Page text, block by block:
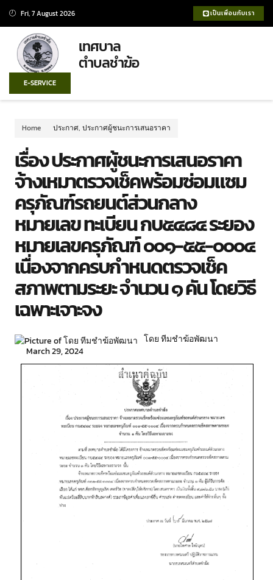
Fri, 7 August 2026 เป็นเพื่อนกับเรา
เทศบาล
ตำบลชำฆ้อ
E-SERVICE
Home ประกาศ, ประกาศผู้ชนะการเสนอราคา
เรื่อง ประกาศผู้ชนะการเสนอราคา
จ้างเหมาตรวจเช็คพร้อมซ่อมแซม
ครุภัณฑ์รถยนต์ส่วนกลาง
หมายเลข ทะเบียน กบ๕๔๘๔ ระยอง
หมายเลขครุภัณฑ์ ๐๐๑-๕๕-๐๐๐๔
เนื่องจากครบกำหนดตรวจเช็ค
สภาพตามระยะ จำนวน ๑ คัน โดยวิธี
เฉพาะเจาะจง
โดย ทีมชำฆ้อพัฒนา
March 29, 2024